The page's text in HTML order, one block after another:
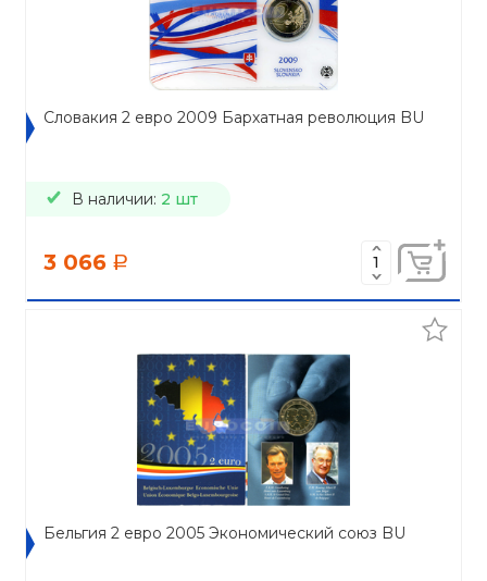
Словакия 2 евро 2009 Бархатная революция BU
В наличии: 2 шт
3 066 a
Бельгия 2 евро 2005 Экономический союз BU